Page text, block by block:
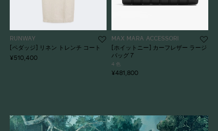
RUNWAY
[ペダッジ] リネン トレンチ コート
¥510,400
MAX MARA ACCESSORI
[ホイットニー] カーフレザー ラージ
バッグ 7
4 色
¥481,800